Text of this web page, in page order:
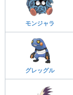
モンジャラ
グレッグル